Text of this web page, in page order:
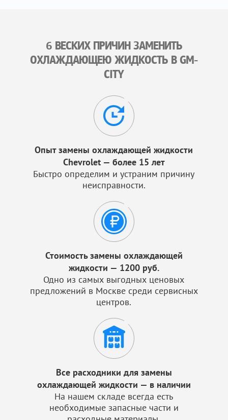
6 ВЕСКИХ ПРИЧИН ЗАМЕНИТЬ
ОХЛАЖДАЮЩЕЮ ЖИДКОСТЬ В GM-
CITY
Опыт замены охлаждающей жидкости
Chevrolet — более 15 лет
Быстро определим и устраним причину
неисправности.
Стоимость замены охлаждающей
жидкости — 1200 руб.
Одно из самых выгодных ценовых
предложений в Москве среди сервисных
центров.
Все расходники для замены
охлаждающей жидкости — в наличии
На нашем складе всегда есть
необходимые запасные части и